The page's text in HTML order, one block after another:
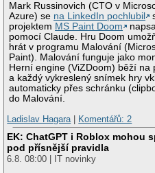
Mark Russinovich (CTO v
Azure) se na LinkedIn pochlubil
projektem MS Paint Doom
pomocí Claude. Hru Doom
hrát v programu Malování
Paint). Malování funguje jako
Herní engine (ViZDoom) běží na
a každý vykreslený snímek hry
automaticky přes schránku
do Malování.
Ladislav Hagara
Komentářů: 2
EK: ChatGPT i Roblox mohou
pod přísnější pravidla
6.8. 08:00 | IT novinky